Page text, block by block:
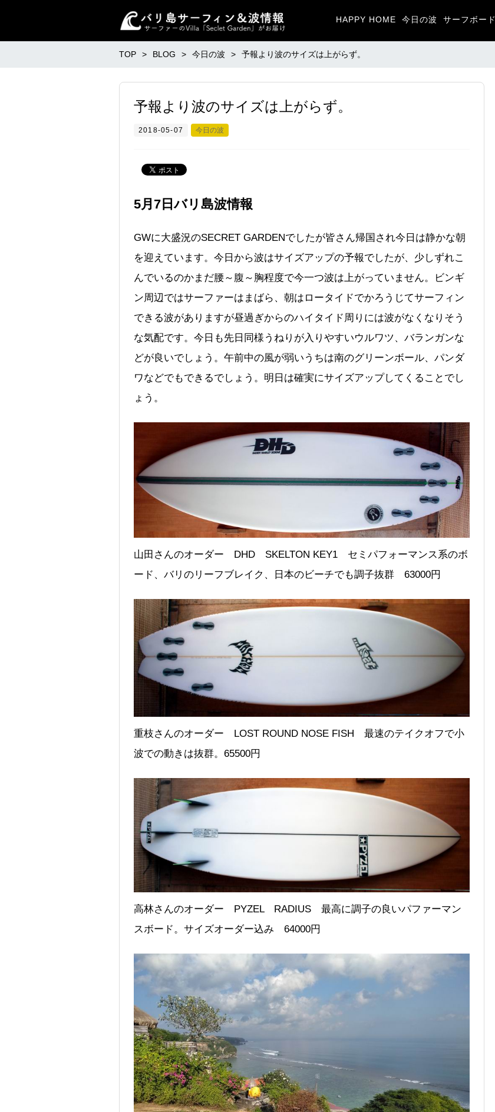
HAPPY HOME 今日の波 サーフボード
TOP BLOG 今日の波 予報より波のサイズは上がらず。
予報より波のサイズは上がらず。
2018-05-07 今日の波
5月7日バリ島波情報
GWに大盛況のSECRET GARDENでしたが皆さん帰国され今日は静かな朝
を迎えています。今日から波はサイズアップの予報でしたが、少しずれこ
んでいるのかまだ腰～腹～胸程度で今一つ波は上がっていません。ビンギ
ン周辺ではサーファーはまばら、朝はロータイドでかろうじてサーフィン
できる波がありますが昼過ぎからのハイタイド周りには波がなくなりそう
な気配です。今日も先日同様うねりが入りやすいウルワツ、バランガンな
どが良いでしょう。午前中の風が弱いうちは南のグリーンボール、パンダ
ワなどでもできるでしょう。明日は確実にサイズアップしてくることでし
ょう。
山田さんのオーダー DHD SKELTON KEY1 セミパフォーマンス系のボ
ード、バリのリーフブレイク、日本のビーチでも調子抜群 63000円
重枝さんのオーダー LOST ROUND NOSE FISH 最速のテイクオフで小
波での動きは抜群。65500円
高林さんのオーダー PYZEL RADIUS 最高に調子の良いパファーマン
スボード。サイズオーダー込み 64000円